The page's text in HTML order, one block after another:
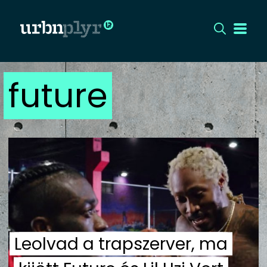
CÍMLAP
DIZÁJN
DIVAT
HIP
KULT
UTCA
future
Leolvad a trapszerver, ma